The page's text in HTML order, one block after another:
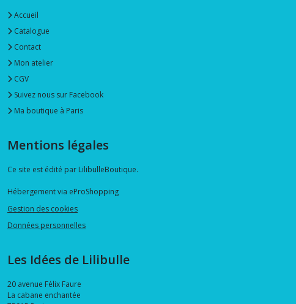
Accueil
Catalogue
Contact
Mon atelier
CGV
Suivez nous sur Facebook
Ma boutique à Paris
Mentions légales
Ce site est édité par LilibulleBoutique.
Hébergement via eProShopping
Gestion des cookies
Données personnelles
Les Idées de Lilibulle
20 avenue Félix Faure
La cabane enchantée